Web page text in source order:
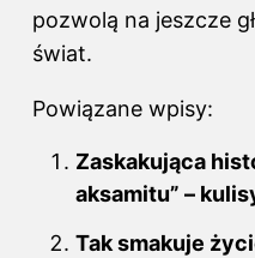
pozwolą na jeszcze
świat.
Powiązane wpisy:
Zaskakująca
aksamitu” –
Tak smakuje